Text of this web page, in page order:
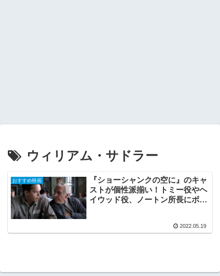
ウィリアム・サドラー
おすすめ映画
『ショーシャンクの空に』のキャ
ストが個性派揃い！トミー役やヘ
イウッド役、ノートン所長にボグ
2022.05.19